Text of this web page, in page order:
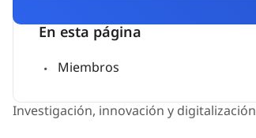
En esta página
Miembros
Investigación, innovación y digitalización